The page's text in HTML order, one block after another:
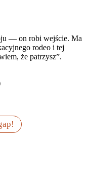
— on robi wejście. Ma
rodeo i tej
że patrzysz”.